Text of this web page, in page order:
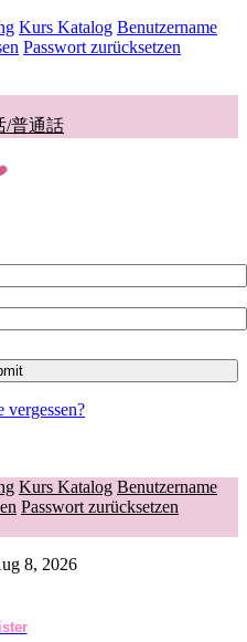
Kurs Katalog Benutzername
Passwort zurücksetzen
/普通話
vergessen?
Kurs Katalog Benutzername
Passwort zurücksetzen
8, 2026